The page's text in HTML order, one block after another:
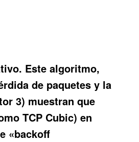
Este algoritmo,
de paquetes y la
3) muestran que
TCP Cubic) en
«backoff